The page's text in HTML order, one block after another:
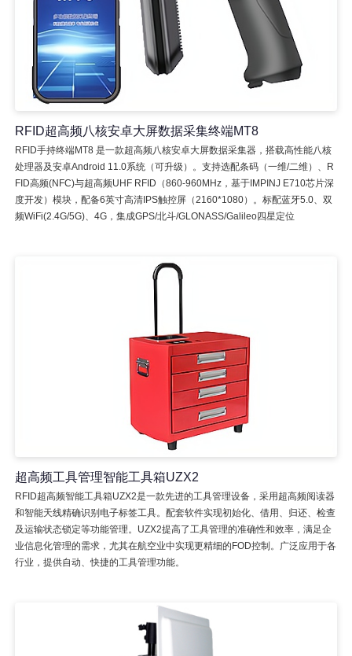
RFID超高频八核安卓大屏数据采集终端MT8
RFID手持终端MT8 是一款超高频八核安卓大屏数据采集器，搭载高性能八核
处理器及安卓Android 11.0系统（可升级）。支持选配条码（一维/二维）、R
FID高频(NFC)与超高频UHF RFID（860-960MHz，基于IMPINJ E710芯片深
度开发）模块，配备6英寸高清IPS触控屏（2160*1080）。标配蓝牙5.0、双
频WiFi(2.4G/5G)、4G，集成GPS/北斗/GLONASS/Galileo四星定位
超高频工具管理智能工具箱UZX2
RFID超高频智能工具箱UZX2是一款先进的工具管理设备，采用超高频阅读器
和智能天线精确识别电子标签工具。配套软件实现初始化、借用、归还、检查
及运输状态锁定等功能管理。UZX2提高了工具管理的准确性和效率，满足企
业信息化管理的需求，尤其在航空业中实现更精细的FOD控制。广泛应用于各
行业，提供自动、快捷的工具管理功能。